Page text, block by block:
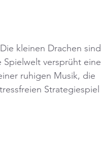
kleinen Drachen sind
versprüht eine
ruhigen Musik, die
Strategiespiel